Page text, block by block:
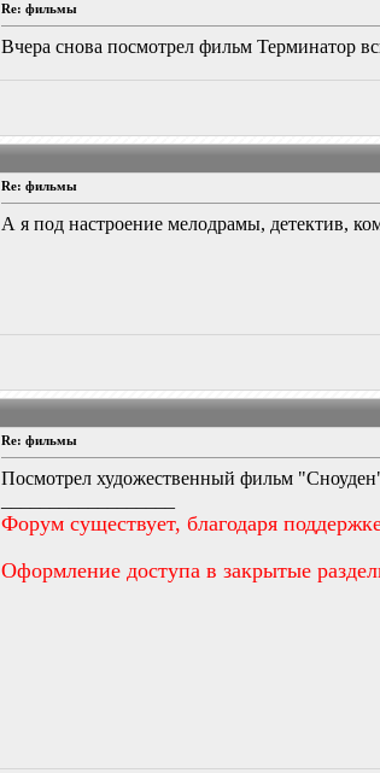
Re: фильмы
Вчера снова посмотрел фильм Терминатор
Re: фильмы
А я под настроение мелодрамы, детектив,
Re: фильмы
Посмотрел художественный фильм
Форум существует, благодаря
Оформление доступа в закрытые